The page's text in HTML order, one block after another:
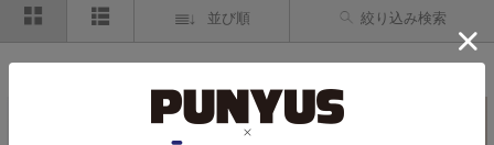
並び順 絞り込み検索